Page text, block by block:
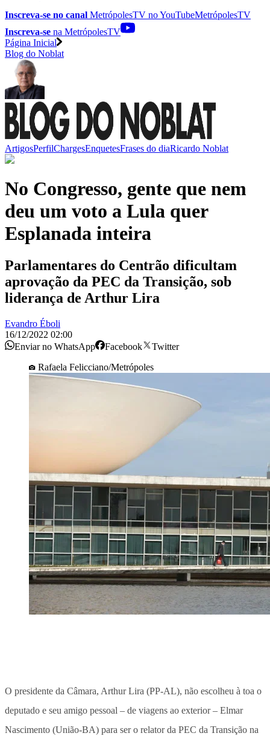
Inscreva-se no canal MetrópolesTV noYouTubeMetrópolesTV
Inscreva-se na MetrópolesTV
Página Inicial
Blog do Noblat
ArtigosPerfilChargesEnquetesFrases do diaRicardo Noblat
No Congresso, gente que nem
deu um voto a Lula quer
Esplanada inteira
Parlamentares do Centrão dificultam
aprovação da PEC da Transição, sob
liderança de Arthur Lira
Evandro Éboli
16/12/2022 02:00
Enviar no WhatsApp
Facebook
Twitter
Rafaela Felicciano/Metrópoles
O presidente da Câmara, Arthur Lira (PP-AL), não escolheu à toa o
deputado e seu amigo pessoal – de viagens ao exterior – Elmar
Nascimento (União-BA) para ser o relator da PEC da Transição na